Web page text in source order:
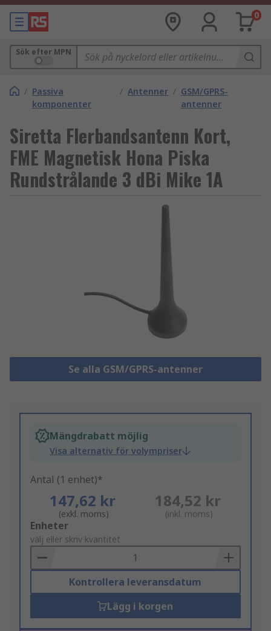
0
Sök efter MPN
/ Passiva
komponenter
/ Antenner / GSM/GPRS-
antenner
Siretta Flerbandsantenn Kort,
FME Magnetisk Hona Piska
Rundstrålande 3 dBi Mike 1A
Se alla GSM/GPRS-antenner
Mängdrabatt möjlig
Visa alternativ för volympriser
Antal (1 enhet)*
147,62 kr
(exkl. moms)
184,52 kr
(inkl. moms)
Add
to
Basket
Enheter
välj eller skriv kvantitet
Kontrollera leveransdatum
Lägg i korgen